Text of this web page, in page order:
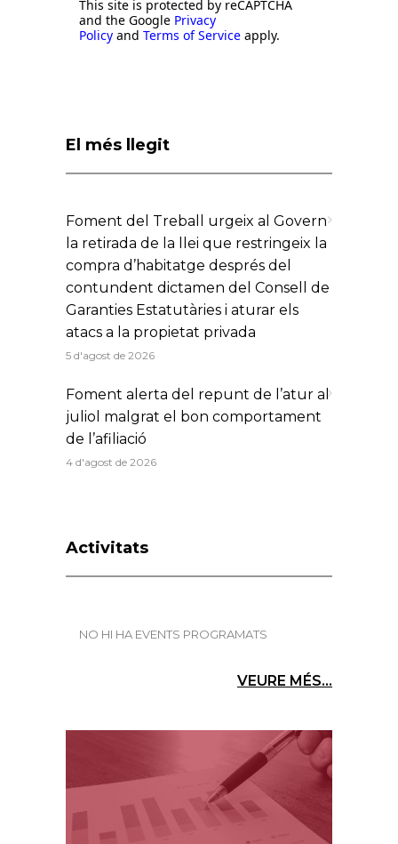
This site is protected by reCAPTCHA
and the Google Privacy
Policy and Terms of Service apply.
El més llegit
Foment del Treball urgeix al Govern
la retirada de la llei que restringeix la
compra d’habitatge després del
contundent dictamen del Consell de
Garanties Estatutàries i aturar els
atacs a la propietat privada
5 d'agost de 2026
Foment alerta del repunt de l’atur al
juliol malgrat el bon comportament
de l’afiliació
4 d'agost de 2026
Activitats
NO HI HA EVENTS PROGRAMATS
VEURE MÉS...